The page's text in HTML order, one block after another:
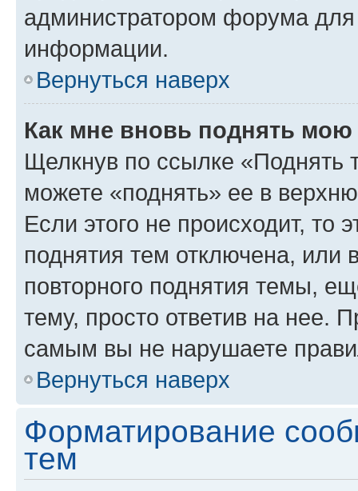
администратором форума
информации.
Вернуться наверх
Как мне вновь поднять мою
Щелкнув по ссылке «Поднять
можете «поднять» ее в
Если этого не происходит, то
поднятия тем отключена, или
повторного поднятия темы,
тему, просто ответив на нее.
самым вы не нарушаете
Вернуться наверх
Форматирование
тем